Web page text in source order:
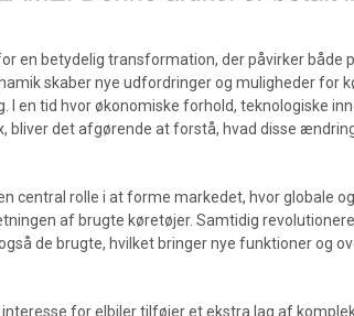
en betydelig transformation, der påvirker både
skaber nye udfordringer og muligheder for
en tid hvor økonomiske forhold, teknologiske
bliver det afgørende at forstå, hvad disse
central rolle i at forme markedet, hvor globale
af brugte køretøjer. Samtidig
de brugte, hvilket bringer nye funktioner og
for elbiler tilføjer et ekstra lag af